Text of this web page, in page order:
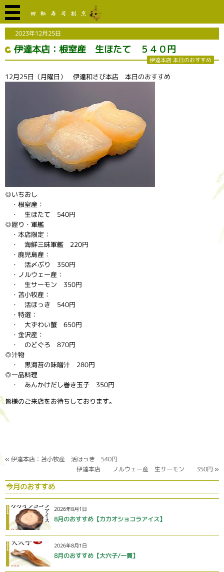
2023年12月25日
伊達本店：根室産 生ほたて ５４０円
伊達本店 本日のおすすめ
12月25日（月曜日） 伊達和さび本店 本日のおすすめ
◎いちおし
・根室産：
・ 生ほたて 540円
◎握り・軍艦
・本店限定：
・ 海鮮三昧軍艦 220円
・鹿児島産：
・ 活〆ぶり 350円
・ノルウェー産：
・ 生サーモン 350円
・苫小牧産：
・ 活ほっき 540円
・特選：
・ 大ずわい蟹 650円
・金沢産：
・ のどぐろ 870円
◎汁物
・ 黒海苔の味噌汁 280円
◎一品料理
・ あんかけだし巻き玉子 350円
皆様のご来店をお待ちしております。
« 伊達本店：苫小牧産 活ほっき 540円
伊達本店 ノルウェー産 生サーモン 350円 »
今月のおすすめ
2026年8月1日
8月のおすすめ【カカオショコラアイス】
2026年8月1日
8月のおすすめ【大穴子/一貫】